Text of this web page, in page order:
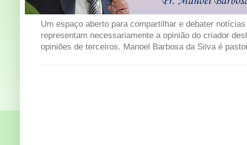
Um espaço aberto para compartilhar e debater
representam necessariamente a opinião do criador
opiniões de terceiros. Manoel Barbosa da Silva é